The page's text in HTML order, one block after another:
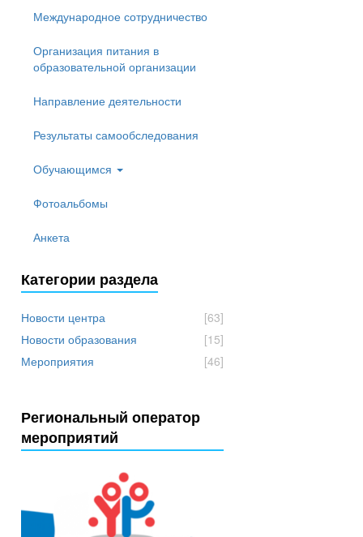
Международное сотрудничество
Организация питания в
образовательной организации
Направление деятельности
Результаты самообследования
Обучающимся
Фотоальбомы
Анкета
Категории раздела
Новости центра
[63]
Новости образования
[15]
Мероприятия
[46]
Региональный оператор
мероприятий